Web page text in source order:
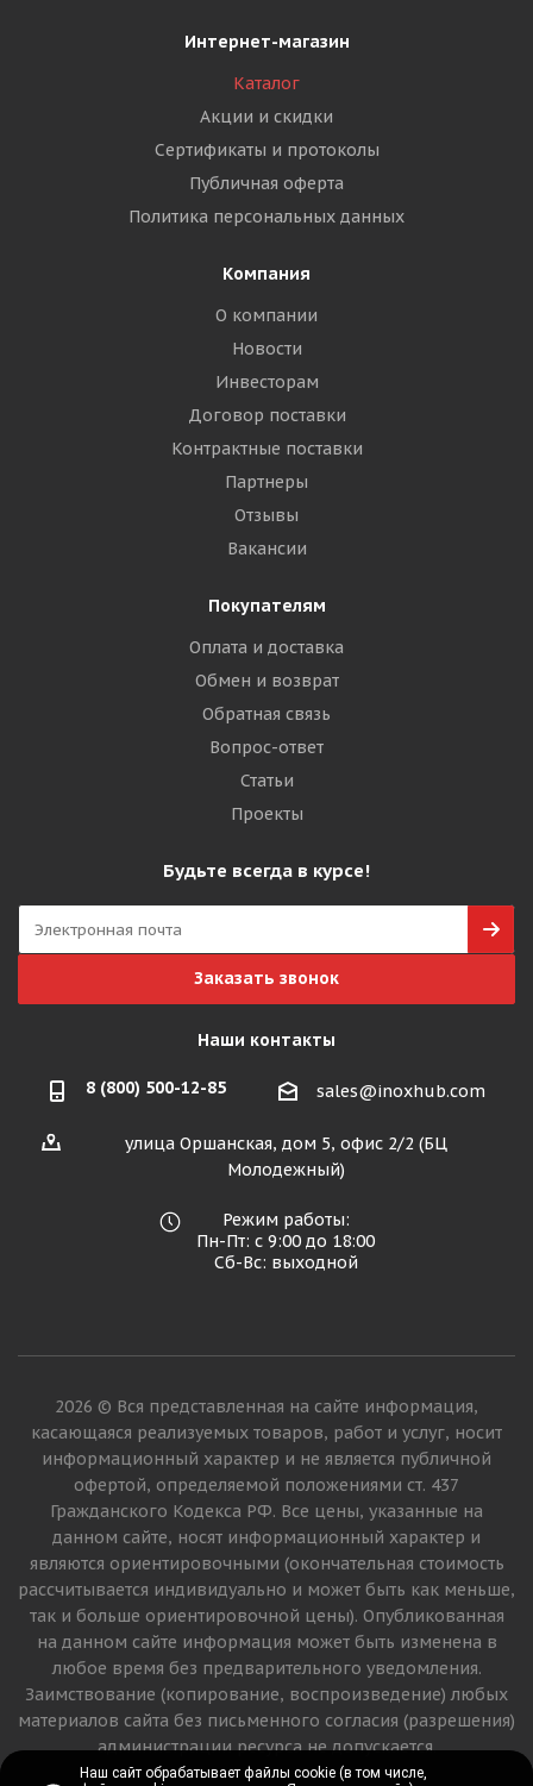
Интернет-магазин
Каталог
Акции и скидки
Сертификаты и протоколы
Публичная оферта
Политика персональных данных
Компания
О компании
Новости
Инвесторам
Договор поставки
Контрактные поставки
Партнеры
Отзывы
Вакансии
Покупателям
Оплата и доставка
Обмен и возврат
Обратная связь
Вопрос-ответ
Статьи
Проекты
Будьте всегда в курсе!
Заказать звонок
Наши контакты
8 (800) 500-12-85 sales@inoxhub.com
улица Оршанская, дом 5, офис 2/2 (БЦ
Молодежный)
Режим работы:
Пн-Пт: с 9:00 до 18:00
Сб-Вс: выходной
2026 © Вся представленная на сайте информация,
касающаяся реализуемых товаров, работ и услуг, носит
информационный характер и не является публичной
офертой, определяемой положениями ст. 437
Гражданского Кодекса РФ. Все цены, указанные на
данном сайте, носят информационный характер и
являются ориентировочными (окончательная стоимость
рассчитывается индивидуально и может быть как меньше,
так и больше ориентировочной цены). Опубликованная
на данном сайте информация может быть изменена в
любое время без предварительного уведомления.
Заимствование (копирование, воспроизведение) любых
материалов сайта без письменного согласия (разрешения)
администрации ресурса не допускается.
Наш сайт обрабатывает файлы cookie (в том числе,
Наш сайт обрабатывает файлы cookie (в том числе,